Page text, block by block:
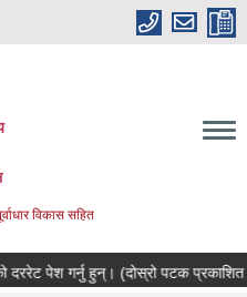
विकास सहित
पेश गर्नु हुन्। (दोस्रो पटक प्रकाशित